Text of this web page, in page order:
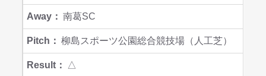
南葛SC
柳島スポーツ公園総合競技場（人工芝）
△